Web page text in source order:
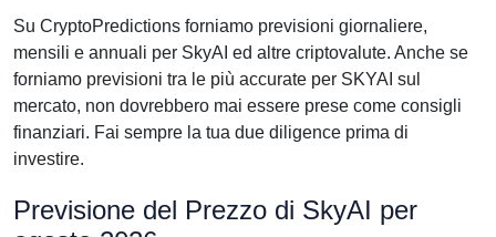
Su CryptoPredictions forniamo previsioni giornaliere,
mensili e annuali per SkyAI ed altre criptovalute. Anche se
forniamo previsioni tra le più accurate per SKYAI sul
mercato, non dovrebbero mai essere prese come consigli
finanziari. Fai sempre la tua due diligence prima di
investire.
Previsione del Prezzo di SkyAI per